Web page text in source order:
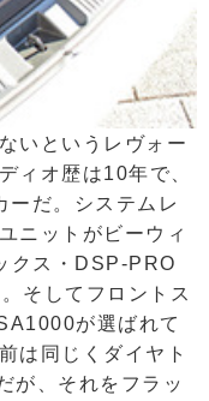
いというレヴォー
ィオ歴は10年で、
ーだ。システムレ
ニットがビーウィ
クス・DSP-PRO
そしてフロントス
が選ばれて
は同じくダイヤト
が、それをフラッ